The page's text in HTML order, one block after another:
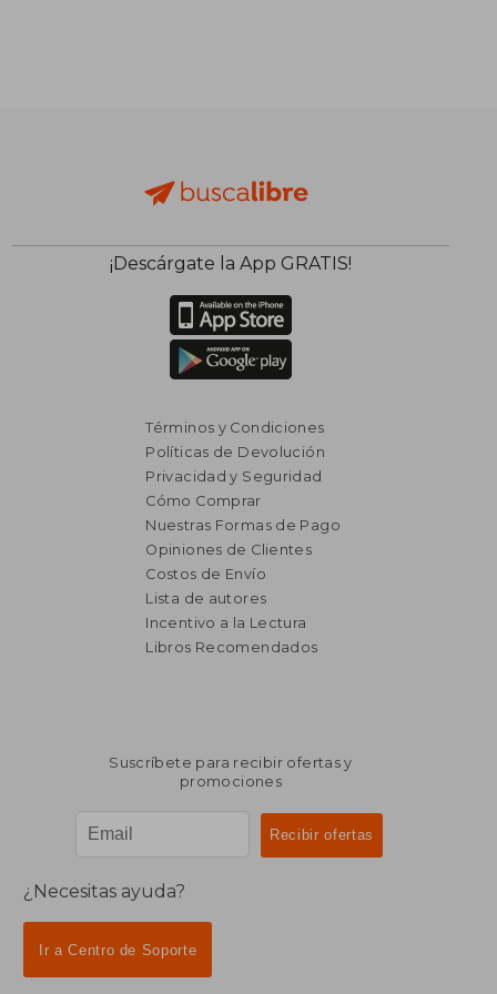
¡Descárgate la App GRATIS!
Términos y Condiciones
Políticas de Devolución
Privacidad y Seguridad
Cómo Comprar
Nuestras Formas de Pago
Opiniones de Clientes
Costos de Envío
Lista de autores
Incentivo a la Lectura
Libros Recomendados
Suscríbete para recibir ofertas y
promociones
¿Necesitas ayuda?
Ir a Centro de Soporte